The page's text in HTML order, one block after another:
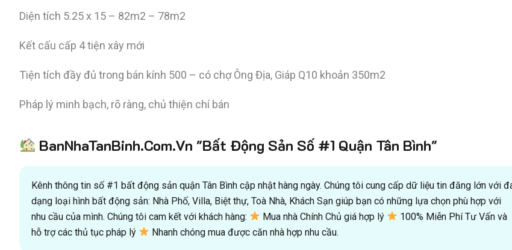
Diện tích 5.25 x 15 – 82m2 – 78m2
Kết cấu cấp 4 tiện xây mới
Tiện tích đầy đủ trong bán kính 500 – có chợ Ông Địa, Giáp Q10 khoản 350m2
Pháp lý minh bạch, rõ ràng, chủ thiện chí bán
BanNhaTanBinh.Com.Vn "Bất Động Sản Số #1 Quận Tân Bình"
Kênh thông tin số #1 bất động sản quận Tân Bình cập nhật hàng ngày. Chúng tôi cung cấp dữ liệu tin đăng lớn với
dạng loại hình bất động sản: Nhà Phố, Villa, Biệt thự, Toà Nhà, Khách Sạn giúp bạn có những lựa chọn phù hợp với
nhu cầu của mình. Chúng tôi cam kết với khách hàng:
Mua nhà Chính Chủ giá hợp lý
100% Miễn Phí Tư Vấn và
hỗ trợ các thủ tục pháp lý
Nhanh chóng mua được căn nhà hợp nhu cầu.